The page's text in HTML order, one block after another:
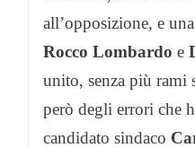
all’opposizione, e
Rocco Lombardo e
unito, senza più rami
però degli errori che
candidato sindaco